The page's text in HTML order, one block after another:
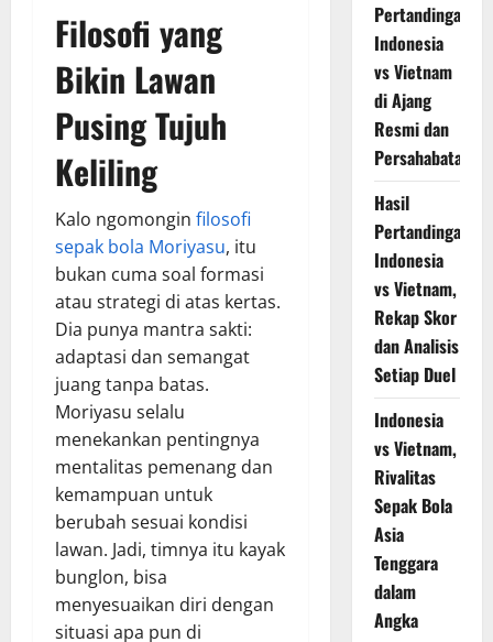
Filosofi yang
Bikin Lawan
Pusing Tujuh
Keliling
Kalo ngomongin filosofi
sepak bola Moriyasu, itu
bukan cuma soal formasi
atau strategi di atas kertas.
Dia punya mantra sakti:
adaptasi dan semangat
juang tanpa batas.
Moriyasu selalu
menekankan pentingnya
mentalitas pemenang dan
kemampuan untuk
berubah sesuai kondisi
lawan. Jadi, timnya itu kayak
bunglon, bisa
menyesuaikan diri dengan
situasi apa pun di
Pertandingan
Indonesia
vs Vietnam
di Ajang
Resmi dan
Persahabatan
Hasil
Pertandingan
Indonesia
vs Vietnam,
Rekap Skor
dan Analisis
Setiap Duel
Indonesia
vs Vietnam,
Rivalitas
Sepak Bola
Asia
Tenggara
dalam
Angka